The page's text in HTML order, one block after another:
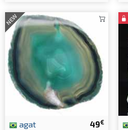
NEW
49€
agat